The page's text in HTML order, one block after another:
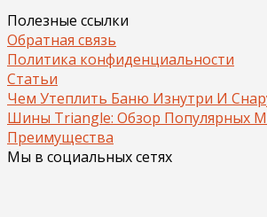
Полезные ссылки
Обратная связь
Политика конфиденциальности
Статьи
Чем Утеплить Баню Изнутри И
Шины Triangle: Обзор Популярных
Преимущества
Мы в социальных сетях